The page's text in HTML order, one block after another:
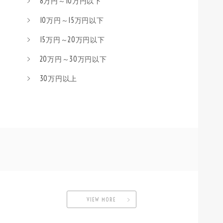
10万円～15万円以下
15万円～20万円以下
20万円～30万円以下
30万円以上
VIEW MORE